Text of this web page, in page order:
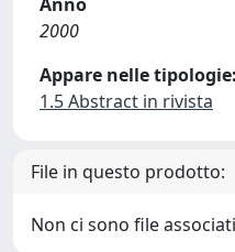
2000
Appare nelle tipologie:
1.5 Abstract in rivista
File in questo prodotto:
Non ci sono file